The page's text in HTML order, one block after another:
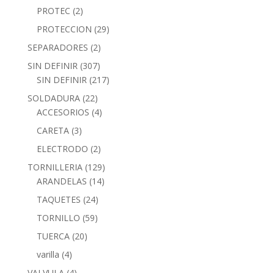
PROTEC (2)
PROTECCION (29)
SEPARADORES (2)
SIN DEFINIR (307)
SIN DEFINIR (217)
SOLDADURA (22)
ACCESORIOS (4)
CARETA (3)
ELECTRODO (2)
TORNILLERIA (129)
ARANDELAS (14)
TAQUETES (24)
TORNILLO (59)
TUERCA (20)
varilla (4)